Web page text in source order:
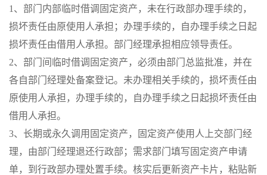
1、部门内部临时借调固定资产，未在行政部办理手续的，
损坏责任由原使用人承担；办理手续的，自办理手续之日起
损坏责任由借用人承担。部门经理承担相应领导责任。
2、部门间临时借调固定资产，必须由部门总监批准，并在
各自部门经理处备案登记。未办理相关手续的，损坏责任由
原使用人承担，办理手续的，自办理手续之日起损坏责任由
借用人承担。
3、长期或永久调用固定资产，固定资产使用人上交部门经
理，由部门经理退还行政部；需求部门填写固定资产申请
单，到行政部办理处置手续。核实后更新资产卡片，粘贴新